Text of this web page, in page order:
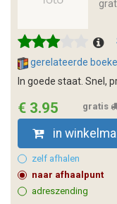
gerelateerde
In goede staat. Snel,
€ 3.95 gratis
in
zelf afhalen
naar afhaalpunt
adreszending